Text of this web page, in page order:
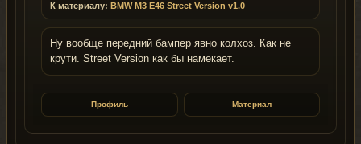
К материалу: BMW M3 E46 Street Version v1.0
Ну вообще передний бампер явно колхоз. Как не
крути. Street Version как бы намекает.
Профиль Материал